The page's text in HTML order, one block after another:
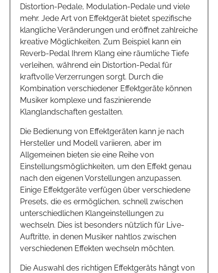
Distortion-Pedale, Modulation-Pedale und viele
mehr. Jede Art von Effektgerät bietet spezifische
klangliche Veränderungen und eröffnet zahlreiche
kreative Möglichkeiten. Zum Beispiel kann ein
Reverb-Pedal Ihrem Klang eine räumliche Tiefe
verleihen, während ein Distortion-Pedal für
kraftvolle Verzerrungen sorgt. Durch die
Kombination verschiedener Effektgeräte können
Musiker komplexe und faszinierende
Klanglandschaften gestalten.
Die Bedienung von Effektgeräten kann je nach
Hersteller und Modell variieren, aber im
Allgemeinen bieten sie eine Reihe von
Einstellungsmöglichkeiten, um den Effekt genau
nach den eigenen Vorstellungen anzupassen.
Einige Effektgeräte verfügen über verschiedene
Presets, die es ermöglichen, schnell zwischen
unterschiedlichen Klangeinstellungen zu
wechseln. Dies ist besonders nützlich für Live-
Auftritte, in denen Musiker nahtlos zwischen
verschiedenen Effekten wechseln möchten.
Die Auswahl des richtigen Effektgeräts hängt von